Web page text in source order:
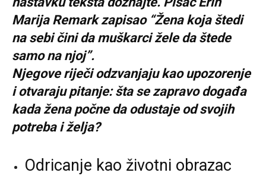
Marija Remark zapisao “Žena koja štedi
na sebi čini da muškarci žele da štede
samo na njoj”.
Njegove riječi odzvanjaju kao upozorenje
i otvaraju pitanje: šta se zapravo događa
kada žena počne da odustaje od svojih
potreba i želja?
Odricanje kao životni obrazac